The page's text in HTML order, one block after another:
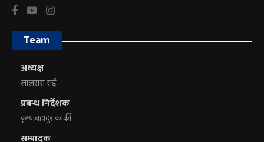
Team
अध्यक्ष
लालसरा राई
प्रबन्ध निर्देशक
कृष्णबहादुर कार्की
सम्पादक